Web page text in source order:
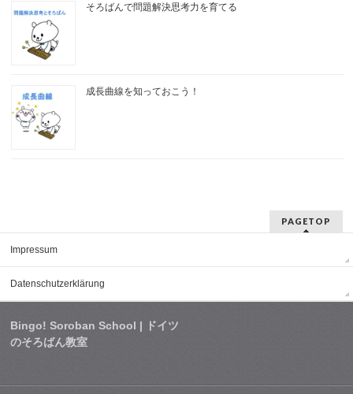
そろばんで問題解決思考力を育てる
成長曲線を知っておこう！
PAGETOP
Impressum
Datenschutzerklärung
Bingo! Soroban School | ドイツ
のそろばん教室